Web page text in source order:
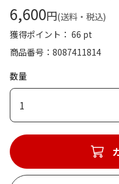
6,600円(送料・税込)
獲得ポイント： 66 pt
商品番号
8087411814
数量
1